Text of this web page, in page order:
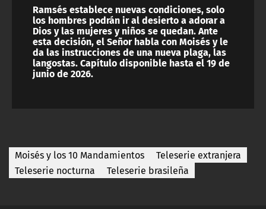
Ramsés establece nuevas condiciones, solo
los hombres podrán ir al desierto a adorar a
Dios y las mujeres y niños se quedan. Ante
esta decisión, el Señor habla con Moisés y le
da las instrucciones de una nueva plaga, las
langostas. Capítulo disponible hasta el 19 de
junio de 2026.
Moisés y los 10 Mandamientos
Teleserie extranjera
Teleserie nocturna
Teleserie brasileña